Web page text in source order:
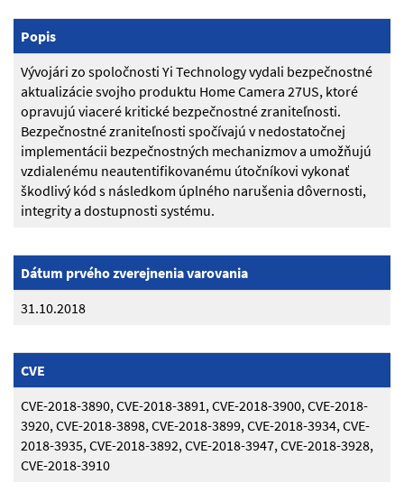
Popis
Vývojári zo spoločnosti Yi Technology vydali bezpečnostné
aktualizácie svojho produktu Home Camera 27US, ktoré
opravujú viaceré kritické bezpečnostné zraniteľnosti.
Bezpečnostné zraniteľnosti spočívajú v nedostatočnej
implementácii bezpečnostných mechanizmov a umožňujú
vzdialenému neautentifikovanému útočníkovi vykonať
škodlivý kód s následkom úplného narušenia dôvernosti,
integrity a dostupnosti systému.
Dátum prvého zverejnenia varovania
31.10.2018
CVE
CVE-2018-3890, CVE-2018-3891, CVE-2018-3900, CVE-2018-
3920, CVE-2018-3898, CVE-2018-3899, CVE-2018-3934, CVE-
2018-3935, CVE-2018-3892, CVE-2018-3947, CVE-2018-3928,
CVE-2018-3910